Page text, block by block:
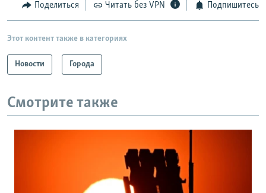
Поделиться Читать без VPN Подпишитесь
Этот контент также в категориях
Новости Города
Смотрите также